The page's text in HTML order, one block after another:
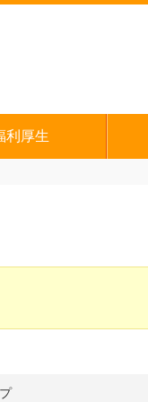
利厚生